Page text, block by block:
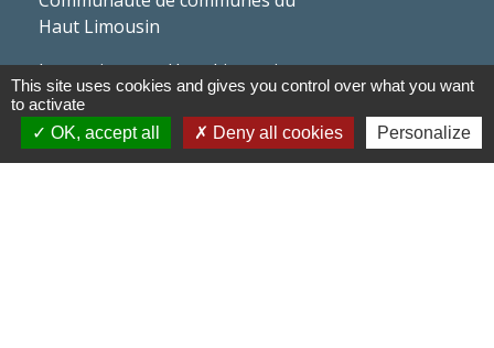
Haut Limousin
Le tourisme en Haut Limousin
Conservatoire d'espaces
naturels en Limousin
This site uses cookies and gives you control over what you want
to activate
OK, accept all
Deny all cookies Personalize